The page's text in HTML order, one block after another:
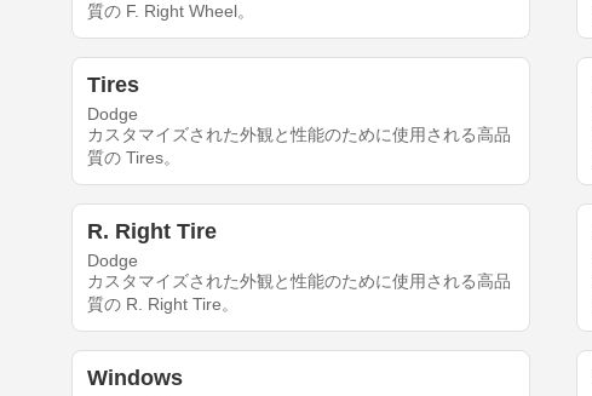
質の F. Right Wheel。
Tires
Dodge
カスタマイズされた外観と性能のために使用される高品
質の Tires。
R. Right Tire
Dodge
カスタマイズされた外観と性能のために使用される高品
質の R. Right Tire。
Windows